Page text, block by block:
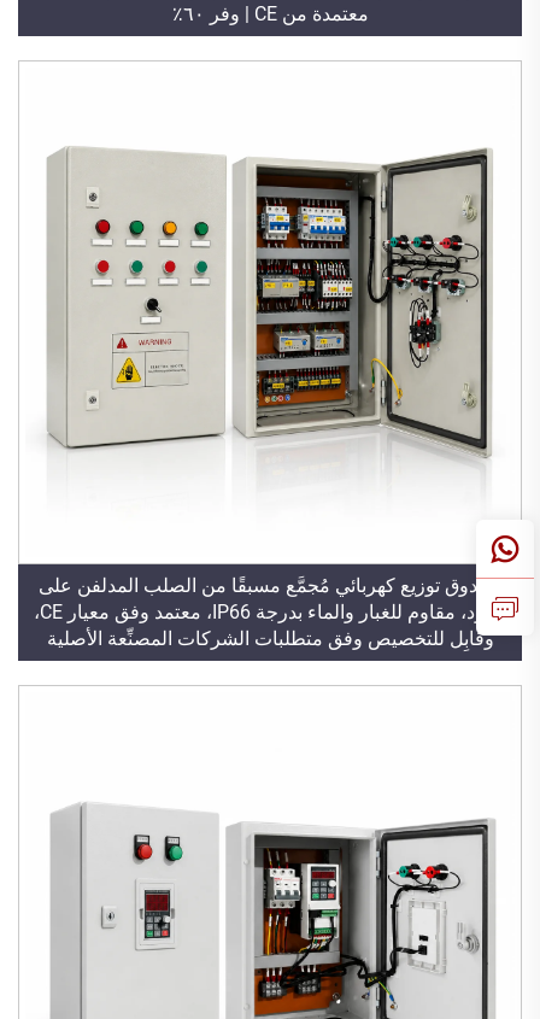
معتمدة من CE | وفر ٦٠٪
صندوق توزيع كهربائي مُجمَّع مسبقًا من الصلب المدلفن على
البارد، مقاوم للغبار والماء بدرجة IP66، معتمد وفق معيار CE،
وقابِل للتخصيص وفق متطلبات الشركات المصنِّعة الأصلية
(OEM) والشركات المصنِّعة حسب التصميم (ODM) لأغراض
أتمتة المصانع